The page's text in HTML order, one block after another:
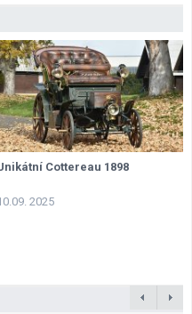
Cottereau 1898
2025